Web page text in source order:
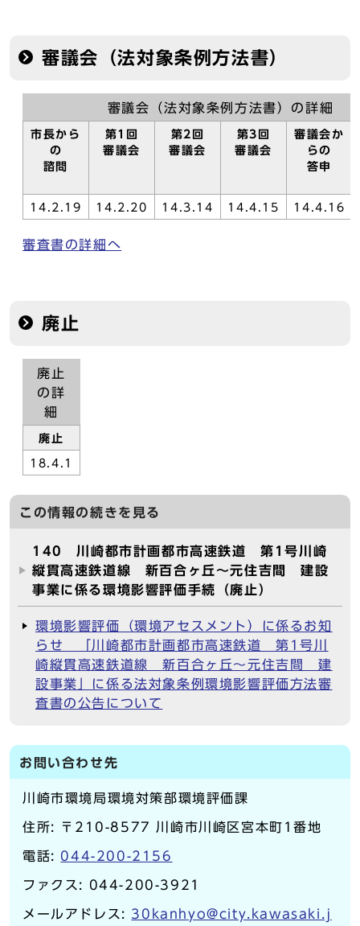
審議会（法対象条例方法書）
審議会（法対象条例方法書）の詳細
市長から
の
諮問
第1回
審議会
第2回
審議会
第3回
審議会
審議会か
らの
答申
14.2.19 14.2.20 14.3.14 14.4.15 14.4.16
審査書の詳細へ
廃止
廃止
の詳
細
廃止
18.4.1
この情報の続きを見る
140 川崎都市計画都市高速鉄道 第1号川崎
縦貫高速鉄道線 新百合ヶ丘～元住吉間 建設
事業に係る環境影響評価手続（廃止）
環境影響評価（環境アセスメント）に係るお知
らせ 「川崎都市計画都市高速鉄道 第1号川
崎縦貫高速鉄道線 新百合ヶ丘～元住吉間 建
設事業」に係る法対象条例環境影響評価方法審
査書の公告について
お問い合わせ先
川崎市環境局環境対策部環境評価課
住所: 〒210-8577 川崎市川崎区宮本町1番地
電話: 044-200-2156
ファクス: 044-200-3921
メールアドレス: 30kanhyo@city.kawasaki.j